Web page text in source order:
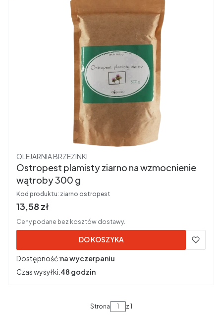
Producent
OLEJARNIA BRZEZINKI
Ostropest plamisty ziarno na wzmocnienie
wątroby 300 g
Kod produktu: ziarno ostropest
Cena brutto
13,58 zł
Ceny podane bez kosztów dostawy.
DO KOSZYKA
Dostępność:na wyczerpaniu
Czas wysyłki:48 godzin
Strona z 1